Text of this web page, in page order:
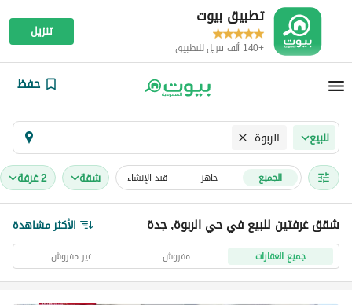
تطبيق بيوت
+140 ألف تنزيل للتطبيق
تنزيل
حفظ
للبيع الربوة
الجميع جاهز قيد الإنشاء شقة 2 غرفة
شقق غرفتين للبيع في حي الربوة, جدة الأكثر مشاهدة
جميع العقارات مفروش غير مفروش